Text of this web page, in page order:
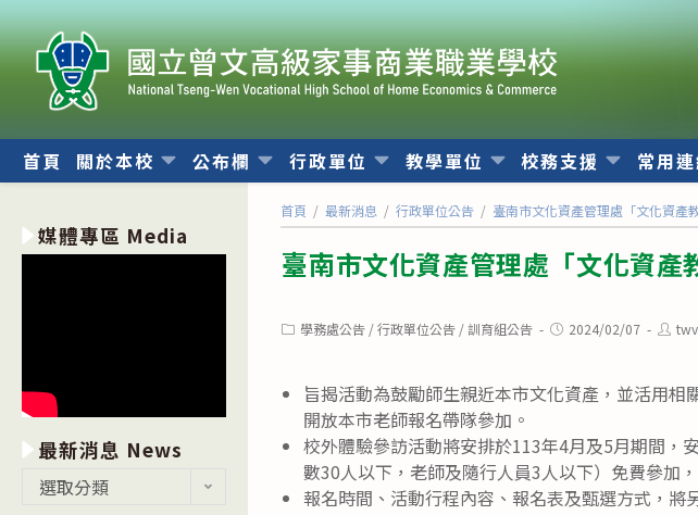
跳
轉
至
內
首頁 關於本校 公布欄 行政單位 教學單位 校務支援 常用
首頁 / 最新消息 / 行政單位公告 / 臺南市文化資產管理處「文化資產
臺南市文化資產管理處「文化資產
Post學務處公告 / 行政單位公告 / 訓育組公告
Post2024/02/07
Post
旨揭活動為鼓勵師生親近本市文化資產，並活用
開放本市老師報名帶隊參加。
校外體驗參訪活動將安排於113年4月及5月期間，
數30人以下，老師及隨行人員3人以下）免費參加
報名時間、活動行程內容、報名表及甄選方式，
媒體專區 Media
最新消息 News
選取分類